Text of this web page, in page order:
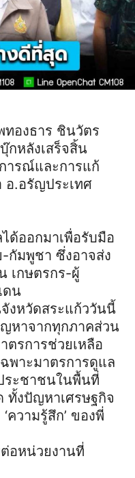
องธาร ชินวัตร
กหลังเสร็จสิ้น
ารณ์และการแก้
.อรัญประเทศ
ด้ออกมาเพื่อรับมือ
กัมพูชา ซึ่งอาจส่ง
เกษตรกร-ผู้
ดน
งหวัดสระแก้ววันนี้
หาจากทุกภาคส่วน
ตรการช่วยเหลือ
พาะมาตรการดูแล
ระชาชนในพื้นที่
ทั้งปัญหาเศรษฐกิจ
ความรู้สึก’ ของพี่
อหน่วยงานที่